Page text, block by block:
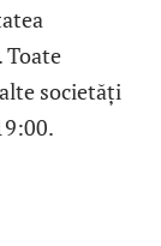
Toate
societăți